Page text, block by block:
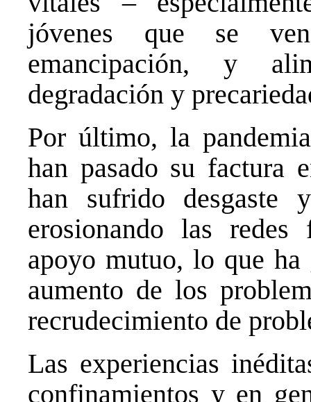
jóvenes que se
emancipación, y
degradación y
Por último, la
han pasado su factura
han sufrido desgaste
erosionando las
apoyo mutuo, lo que ha
aumento de los
recrudecimiento de
Las experiencias
confinamientos y en